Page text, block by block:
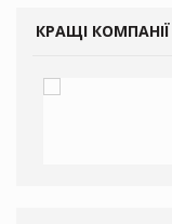
КРАЩІ КОМПАНІЇ